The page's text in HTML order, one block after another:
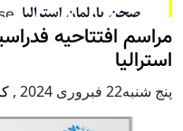
مراسم افتتاحیه
استرالیا
پنج شنبه22 فبروری 2024 ,